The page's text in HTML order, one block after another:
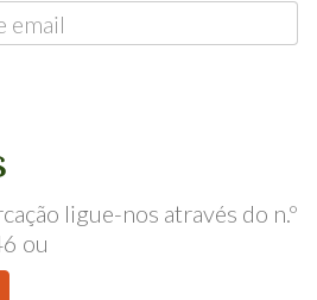
ligue-nos através do n.º
ou